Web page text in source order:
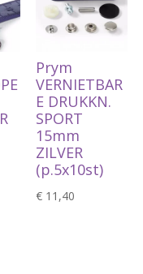
Prym
VERNIETBAR
E DRUKKN.
SPORT
15mm
ZILVER
(p.5x10st)
€ 11,40